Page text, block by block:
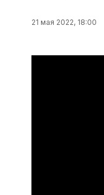
21 мая 2022, 18:00